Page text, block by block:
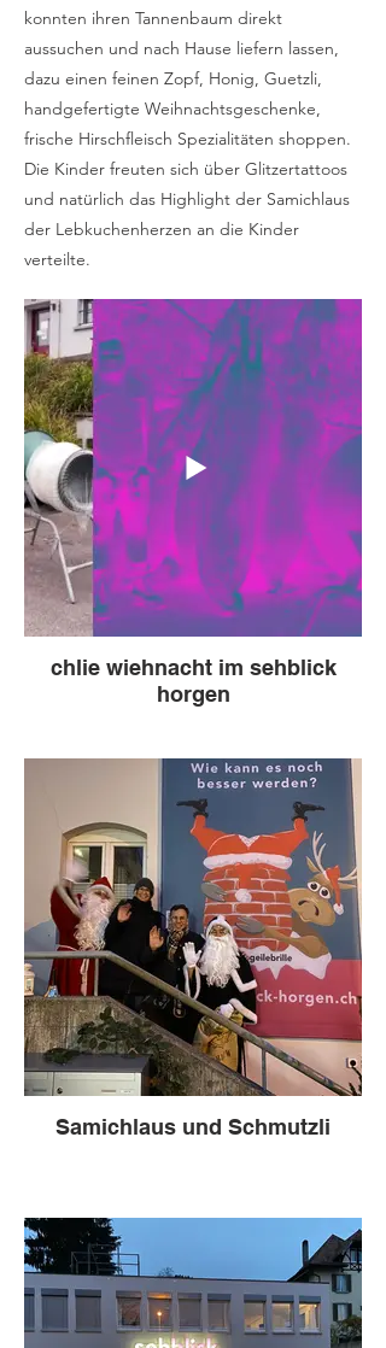
konnten ihren Tannenbaum direkt
aussuchen und nach Hause liefern lassen,
dazu einen feinen Zopf, Honig, Guetzli,
handgefertigte Weihnachtsgeschenke,
frische Hirschfleisch Spezialitäten shoppen.
Die Kinder freuten sich über Glitzertattoos
und natürlich das Highlight der Samichlaus
der Lebkuchenherzen an die Kinder
verteilte.
chlie wiehnacht im sehblick
horgen
Samichlaus und Schmutzli